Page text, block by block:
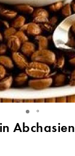
Abchasien